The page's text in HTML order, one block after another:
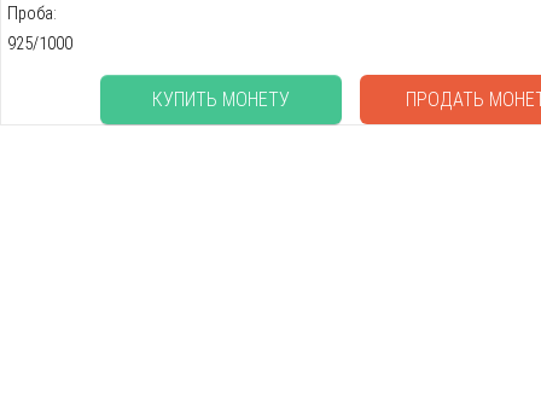
Проба:
925/1000
КУПИТЬ МОНЕТУ ПРОДАТЬ